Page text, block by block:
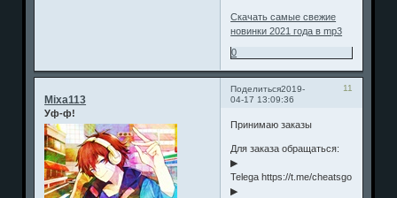
Скачать самые свежие
новинки 2021 года в mp3
0
Поделиться 11
2019-
04-17 13:09:36
Mixa113
Уф-ф!
Принимаю заказы
Для заказа обращаться:
▶
Telega https://t.me/cheatsgo
▶